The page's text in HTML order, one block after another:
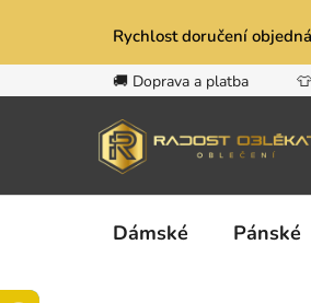
obsah
Rychlost doručení
🚚 Doprava a platba
Dámské Pánské